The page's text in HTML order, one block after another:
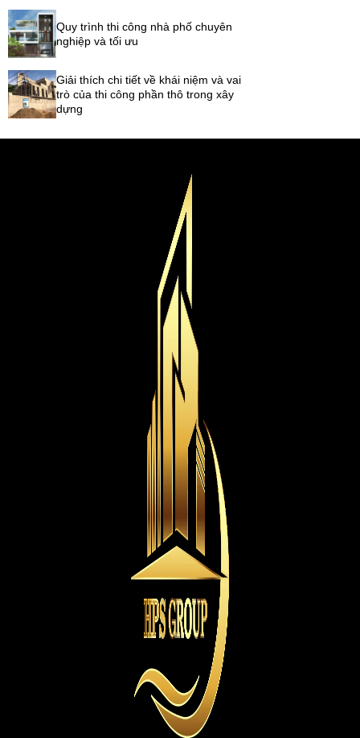
Quy trình thi công nhà phố chuyên
nghiệp và tối ưu
Giải thích chi tiết về khái niệm và vai
trò của thi công phần thô trong xây
dựng